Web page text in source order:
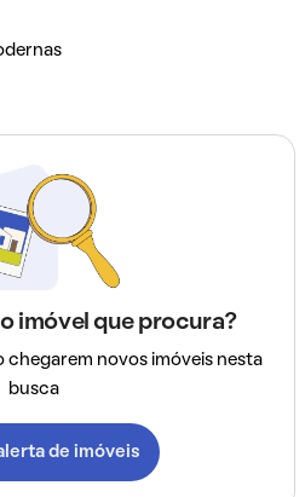
imóvel que procura?
chegarem novos imóveis nesta
busca
de imóveis